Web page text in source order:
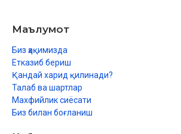
Маълумот
Биз ҳақимизда
Етказиб бериш
Қандай харид қилинади?
Талаб ва шартлар
Махфийлик сиёсати
Биз билан боғланиш